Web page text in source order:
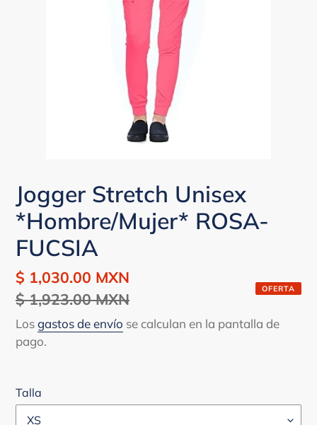
Jogger Stretch Unisex
*Hombre/Mujer* ROSA-
FUCSIA
Precio
de
venta
$ 1,030.00 MXN
$ 1,923.00 MXN
OFERTA
Losgastos de envío se calculan en la pantalla de
pago.
Talla